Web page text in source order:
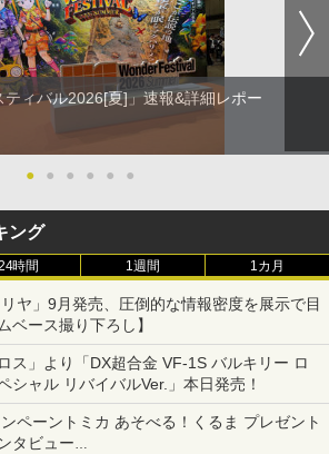
ティバル2026[夏]」速報&詳細レポー
● ● ● ● ● ●
ング
時間 1週間 1カ月
リヤ」9月発売、圧倒的な情報密度を展示で目
ベース撮り下ろし】
ス」より「DX超合金 VF-1S バルキリー ロ
シャル リバイバルVer.」本日発売！
ンペーントミカ あそべる！くるま プレゼント
タビュー